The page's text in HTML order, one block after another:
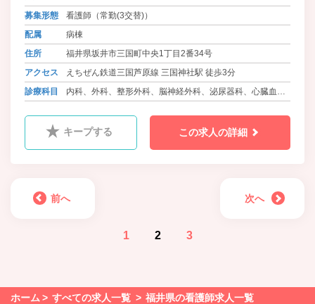
び、産科機器・設備を一新しまし
療を必要とする難治性の疾患につい
ては、県内の基幹病院と積極的に連
携しています。
募集形態
看護師（常勤(3交替)）
配属
病棟
住所
福井県坂井市三国町中央1丁目2番34号
アクセス
えちぜん鉄道三国芦原線 三国神社駅 徒歩3分
診療科目
内科、外科、整形外科、脳神経外科、泌尿器科、心臓血管
ﾋﾞﾘﾃｰｼｮﾝ科
キープする この求人の詳細
前へ 次へ
1 2 3
ホーム すべての求人一覧 福井県の看護師求人一覧